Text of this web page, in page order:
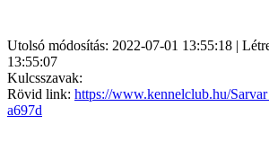
Utolsó módosítás: 2022-07-01 13:55:18 |
13:55:07
Kulcsszavak:
Rövid link: https://www.kennelclub.hu/
a697d